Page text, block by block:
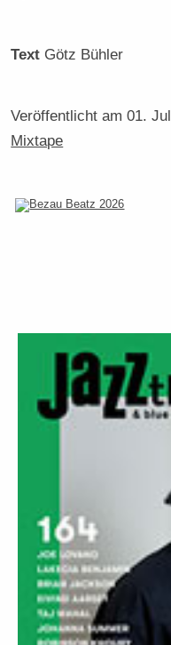
Text Götz Bühler
Veröffentlicht am01.
Mixtape